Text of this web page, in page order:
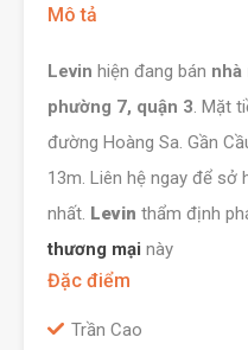
Mô tả
Levin hiện đang bán nhà
phường 7, quận 3. Mặt
đường Hoàng Sa. Gần
13m. Liên hệ ngay để sở
nhất. Levin thẩm định
thương mại này
Đặc điểm
Trần Cao